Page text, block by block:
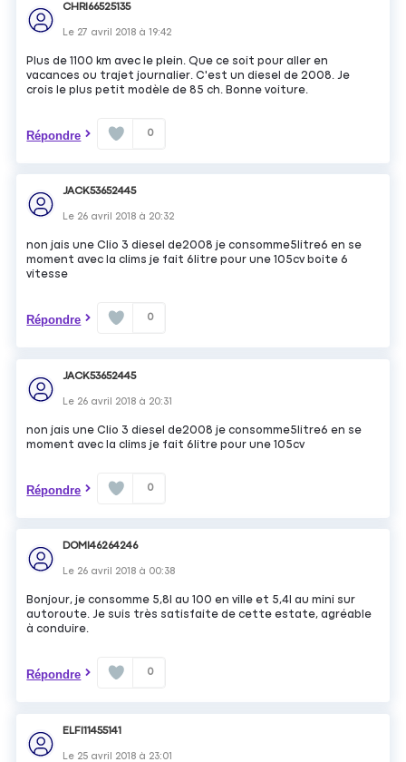
CHRI66525135
Le 27 avril 2018 à19:42
Plus de 1100 km avec le plein. Que ce soit pour aller en
vacances ou trajet journalier. C'est un diesel de 2008. Je
crois le plus petit modèle de 85 ch. Bonne voiture.
Répondre 0
JACK53652445
Le 26 avril 2018 à 20:32
non jais une Clio 3 diesel de2008 je consomme5litre6 en se
moment avec la clims je fait 6litre pour une 105cv boite 6
vitesse
Répondre 0
JACK53652445
Le 26 avril 2018 à 20:31
non jais une Clio 3 diesel de2008 je consomme5litre6 en se
moment avec la clims je fait 6litre pour une 105cv
Répondre 0
DOMI46264246
Le 26 avril 2018 à 00:38
Bonjour, je consomme 5,8l au 100 en ville et 5,4l au mini sur
autoroute. Je suis très satisfaite de cette estate, agréable
à conduire.
Répondre 0
ELFI11455141
Le 25 avril 2018 à 23:01